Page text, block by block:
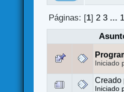
Páginas: [1] 2 3 ...
Iniciado
Creado
Iniciado